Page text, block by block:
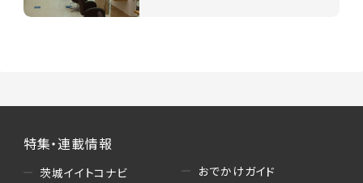
特集・連載情報
茨城イイトコナビ
おでかけガイド